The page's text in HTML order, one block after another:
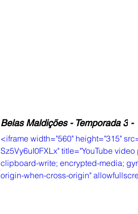
Belas Maldições - Temporada 3 -
<iframe width="560" height="315"
Sz5Vy6uI0FXLx" title="YouTube
clipboard-write; encrypted-media;
origin-when-cross-origin"